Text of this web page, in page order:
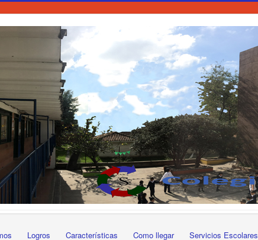
Logros Características Como llegar Servicios Escolares